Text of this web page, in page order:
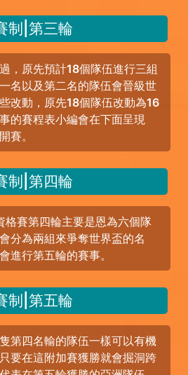
制|第三輪
，原先預計18個隊伍進行三組
名以及第二名的隊伍會晉級世
改動，原先18個隊伍改動為16
的賽程表小編會在下面呈現
賽。
制|第四輪
賽第四輪主要是恩為六個隊
分為兩組來爭奪世界盃的名
進行第五輪的賽事。
制|第五輪
第四名輸的隊伍一樣可以有機
要在這附加賽獲勝就會掘洞跨